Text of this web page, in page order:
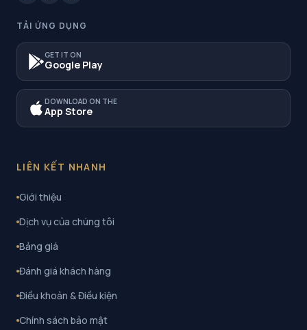
TẢI ỨNG DỤNG
GET IT ON
Google Play
DOWNLOAD ON THE
App Store
LIÊN KẾT NHANH
Giới thiệu
Dịch vụ của chúng tôi
Bảng giá
Đánh giá khách hàng
Điều khoản & Điều kiện
Chính sách bảo mật